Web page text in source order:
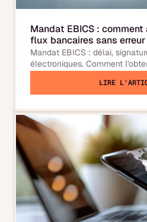
Mandat EBICS :
flux bancaires sans erreur
Mandat EBICS : délai,
électroniques. Comment
LIRE